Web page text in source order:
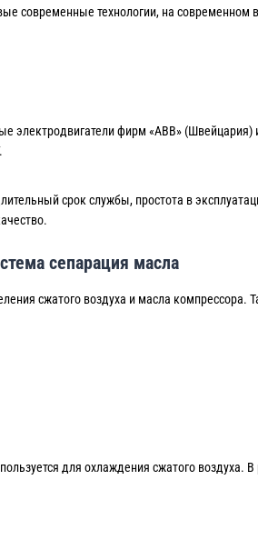
современные технологии, на современном
электродвигатели фирм «ABB» (Швейцария)
срок службы, простота в
сепарация масла
сжатого воздуха и масла компрессора.
для охлаждения сжатого воздуха. В